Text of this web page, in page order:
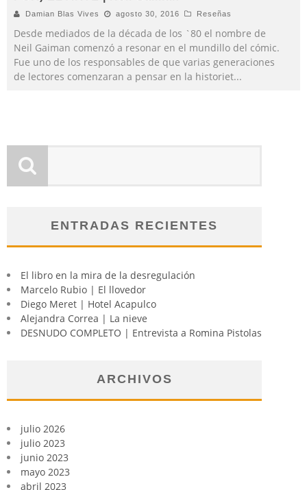
Damian Blas Vives agosto 30, 2016 Reseñas
Desde mediados de la década de los `80 el nombre de
Neil Gaiman comenzó a resonar en el mundillo del cómic.
Fue uno de los responsables de que varias generaciones
de lectores comenzaran a pensar en la historiet...
ENTRADAS RECIENTES
El libro en la mira de la desregulación
Marcelo Rubio | El llovedor
Diego Meret | Hotel Acapulco
Alejandra Correa | La nieve
DESNUDO COMPLETO | Entrevista a Romina Pistolas
ARCHIVOS
julio 2026
julio 2023
junio 2023
mayo 2023
abril 2023